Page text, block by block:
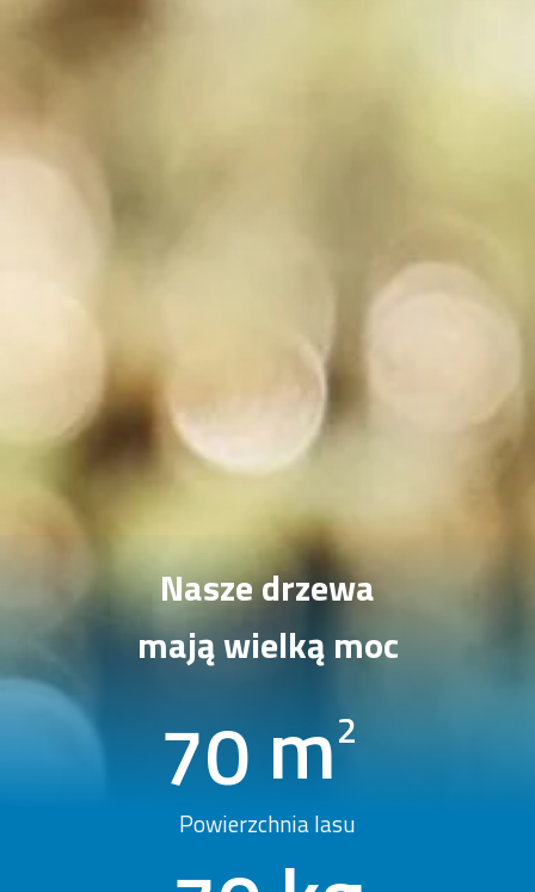
Nasze drzewa
mają wielką moc
97m2
Powierzchnia lasu